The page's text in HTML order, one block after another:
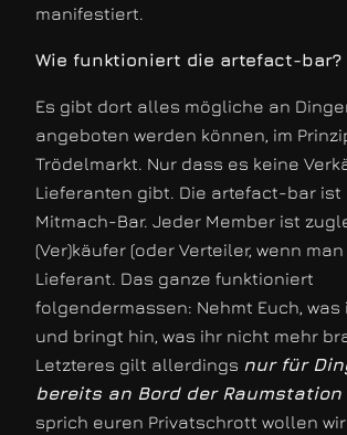
manifestiert.
Wie funktioniert die artefact-bar?
Es gibt dort alles mögliche an
angeboten werden können, im
Trödelmarkt. Nur dass es keine
Lieferanten gibt. Die artefact-bar ist
Mitmach-Bar. Jeder Member ist
(Ver)käufer (oder Verteiler, wenn
Lieferant. Das ganze funktioniert
folgendermassen: Nehmt Euch,
und bringt hin, was ihr nicht mehr
Letzteres gilt allerdings nur für
bereits an Bord der Raumstation
sprich euren Privatschrott wollen